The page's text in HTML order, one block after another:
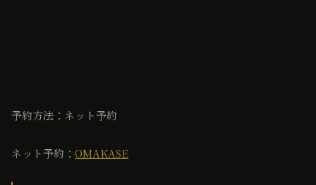
予約方法：ネット予約
ネット予約： OMAKASE